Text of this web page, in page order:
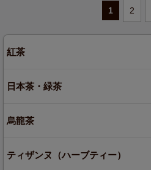
1 2
紅茶
日本茶・緑茶
烏龍茶
ティザンヌ（ハーブティー）